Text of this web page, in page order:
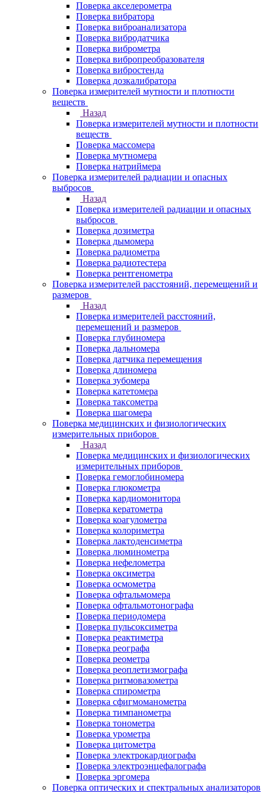
Поверка акселерометра
Поверка вибратора
Поверка виброанализатора
Поверка вибродатчика
Поверка виброметра
Поверка вибропреобразователя
Поверка вибростенда
Поверка дозкалибратора
Поверка измерителей мутности и плотности
веществ
Назад
Поверка измерителей мутности и плотности
веществ
Поверка массомера
Поверка мутномера
Поверка натриймера
Поверка измерителей радиации и опасных
выбросов
Назад
Поверка измерителей радиации и опасных
выбросов
Поверка дозиметра
Поверка дымомера
Поверка радиометра
Поверка радиотестера
Поверка рентгенометра
Поверка измерителей расстояний, перемещений и
размеров
Назад
Поверка измерителей расстояний,
перемещений и размеров
Поверка глубиномера
Поверка дальномера
Поверка датчика перемещения
Поверка длиномера
Поверка зубомера
Поверка катетомера
Поверка таксометра
Поверка шагомера
Поверка медицинских и физиологических
измерительных приборов
Назад
Поверка медицинских и физиологических
измерительных приборов
Поверка гемоглобиномера
Поверка глюкометра
Поверка кардиомонитора
Поверка кератометра
Поверка коагулометра
Поверка колориметра
Поверка лактоденсиметра
Поверка люминометра
Поверка нефелометра
Поверка оксиметра
Поверка осмометра
Поверка офтальмомера
Поверка офтальмотонографа
Поверка периодомера
Поверка пульсоксиметра
Поверка реактиметра
Поверка реографа
Поверка реометра
Поверка реоплетизмографа
Поверка ритмовазометра
Поверка спирометра
Поверка сфигмоманометра
Поверка тимпанометра
Поверка тонометра
Поверка урометра
Поверка цитометра
Поверка электрокардиографа
Поверка электроэнцефалографа
Поверка эргомера
Поверка оптических и спектральных анализаторов